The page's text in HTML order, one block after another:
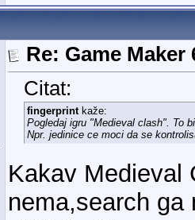
Re: Game Maker
Citat:
fingerprintkaže:
Pogledaj igru "Medieval clash". To
Npr. jedinice ce moci da se
Kakav Medieval
nema,search ga